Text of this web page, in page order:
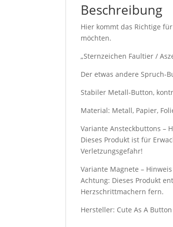
Beschreibung
Hier kommt das Richtige
möchten.
„Sternzeichen Faultier /
Der etwas andere Spruch-
Stabiler Metall-Button,
Material: Metall, Papier,
Variante Ansteckbuttons –
Dieses Produkt ist für
Verletzungsgefahr!
Variante Magnete –
Achtung: Dieses Produkt
Herzschrittmachern fern.
Hersteller: Cute As A